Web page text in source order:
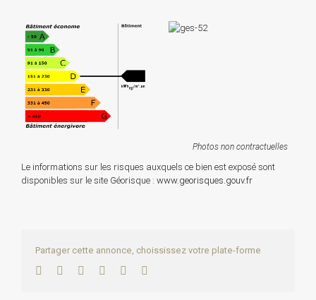
Photos non contractuelles
Le informations sur les risques auxquels ce bien est exposé sont
disponibles sur le site Géorisque : www.georisques.gouv.fr
Partager cette annonce, choississez votre plate-forme
Facebook
TwitterLinkedInWhatsApp
Pinterest